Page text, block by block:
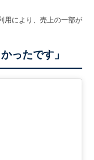
用により、売上の一部が
ったです」